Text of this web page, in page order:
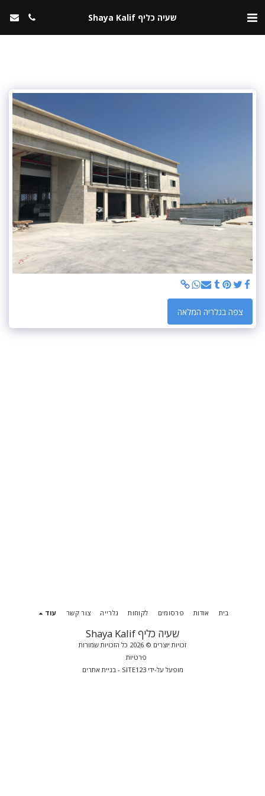
שעיה כליף Shaya Kalif
צפה בגלריה המלאה
שעיה כליף Shaya Kalif
זכויות יוצרים © 2026 כל הזכויות שמורות
פרטיות
מופעל על-ידיSITE123
- בניית אתרים
בית אודות פרסומים לקוחות גלרייה צור קשר עוד